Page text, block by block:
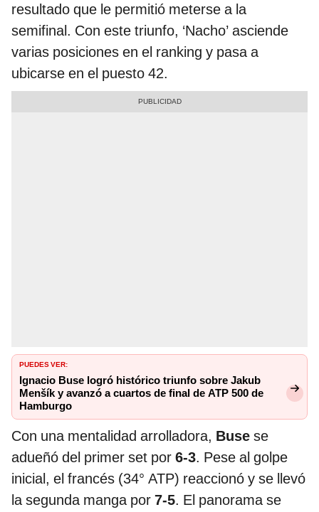
resultado que le permitió meterse a la
semifinal. Con este triunfo, ‘Nacho’ asciende
varias posiciones en el ranking y pasa a
ubicarse en el puesto 42.
PUEDES VER:
Ignacio Buse logró histórico triunfo sobre Jakub
Menšík y avanzó a cuartos de final de ATP 500 de
Hamburgo
Con una mentalidad arrolladora, Buse se
adueñó del primer set por 6-3. Pese al golpe
inicial, el francés (34° ATP) reaccionó y se llevó
la segunda manga por 7-5. El panorama se